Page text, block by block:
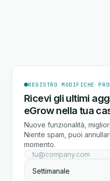
REGISTRO MODIFICHE
Ricevi gli ultimi
eGrow nella tua
Nuove funzionalità,
Niente spam, puoi
momento.